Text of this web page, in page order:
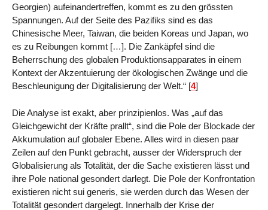
Georgien) aufeinandertreffen, kommt es zu den grössten
Spannungen. Auf der Seite des Pazifiks sind es das
Chinesische Meer, Taiwan, die beiden Koreas und Japan, wo
es zu Reibungen kommt […]. Die Zankäpfel sind die
Beherrschung des globalen Produktionsapparates in einem
Kontext der Akzentuierung der ökologischen Zwänge und die
Beschleunigung der Digitalisierung der Welt.“ [4]
Die Analyse ist exakt, aber prinzipienlos. Was „auf das
Gleichgewicht der Kräfte prallt“, sind die Pole der Blockade der
Akkumulation auf globaler Ebene. Alles wird in diesen paar
Zeilen auf den Punkt gebracht, ausser der Widerspruch der
Globalisierung als Totalität, der die Sache existieren lässt und
ihre Pole national gesondert darlegt. Die Pole der Konfrontation
existieren nicht sui generis, sie werden durch das Wesen der
Totalität gesondert dargelegt. Innerhalb der Krise der